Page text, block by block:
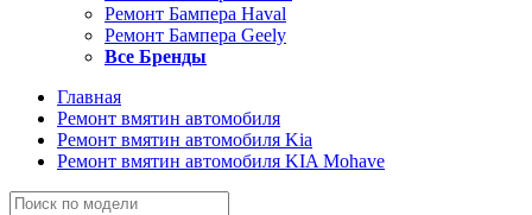
Ремонт Бампера Haval
Ремонт Бампера Geely
Все Бренды
Главная
Ремонт вмятин автомобиля
Ремонт вмятин автомобиля Kia
Ремонт вмятин автомобиля KIA Mohave